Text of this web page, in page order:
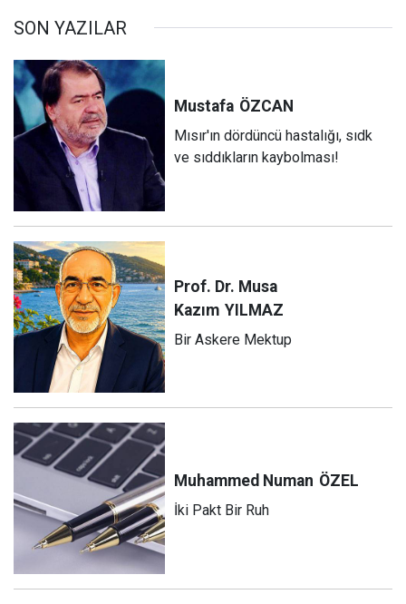
SON YAZILAR
Mustafa ÖZCAN
Mısır'ın dördüncü hastalığı, sıdk
ve sıddıkların kaybolması!
Prof. Dr. Musa
Kazım YILMAZ
Bir Askere Mektup
Muhammed Numan ÖZEL
İki Pakt Bir Ruh